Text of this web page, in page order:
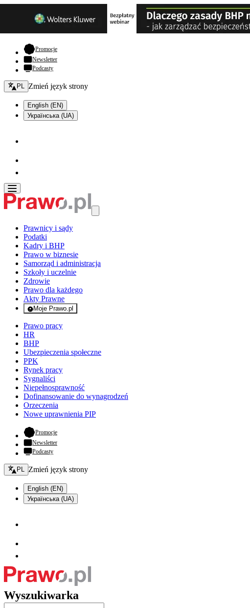
Promocje- otwiera się w nowej karcie
Newsletter
Podcasty
Zmień język - bieżący:
PL Zmień język strony
English (EN)
Українська (UA)
Prawnicy i sądy
Podatki
Kadry i BHP
Prawo w biznesie
Samorząd i administracja
Szkoły i uczelnie
Zdrowie
Prawo dla każdego
Akty Prawne
Moje Prawo.pl
- rejestracja i logowanie do serwisu
Prawo pracy
HR
BHP
Ubezpieczenia społeczne
PPK
Rynek pracy
Sygnaliści
Niepełnosprawność
Dofinansowanie do wynagrodzeń
Orzeczenia
Nowe uprawnienia PIP
Promocje- otwiera się w nowej karcie
Newsletter
Podcasty
Zmień język - bieżący:
PL Zmień język strony
English (EN)
Українська (UA)
Wyszukiwarka